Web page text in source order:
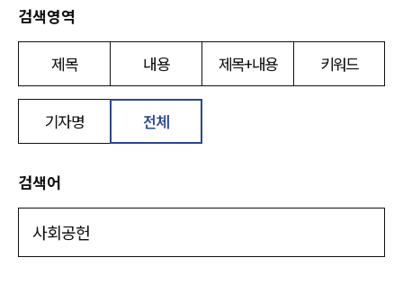
검색영역
제목 내용 제목+내용 키워드
기자명 전체
검색어